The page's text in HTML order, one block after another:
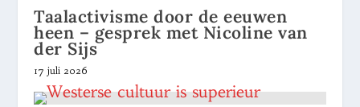
Taalactivisme door de eeuwen
heen – gesprek met Nicoline van
der Sijs
17 juli 2026